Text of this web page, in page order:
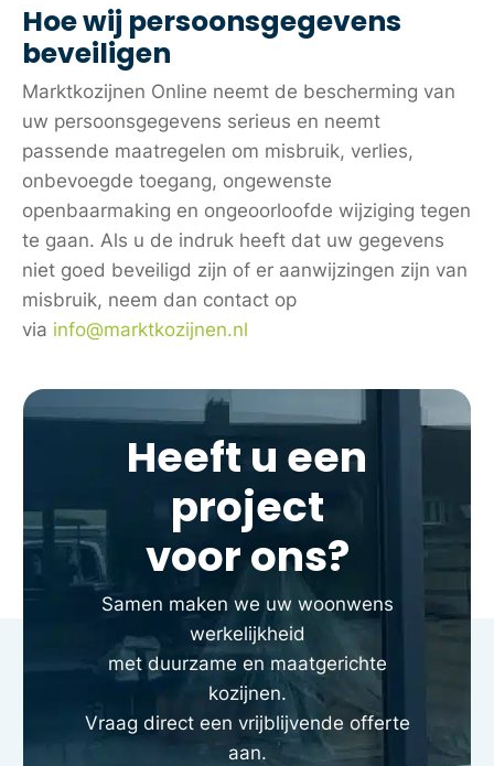
Hoe wij persoonsgegevens
beveiligen
Marktkozijnen Online neemt de bescherming van
uw persoonsgegevens serieus en neemt
passende maatregelen om misbruik, verlies,
onbevoegde toegang, ongewenste
openbaarmaking en ongeoorloofde wijziging tegen
te gaan. Als u de indruk heeft dat uw gegevens
niet goed beveiligd zijn of er aanwijzingen zijn van
misbruik, neem dan contact op
via info@marktkozijnen.nl
Heeft u een
project
voor ons?
Samen maken we uw woonwens
werkelijkheid
met duurzame en maatgerichte
kozijnen.
Vraag direct een vrijblijvende offerte
aan.